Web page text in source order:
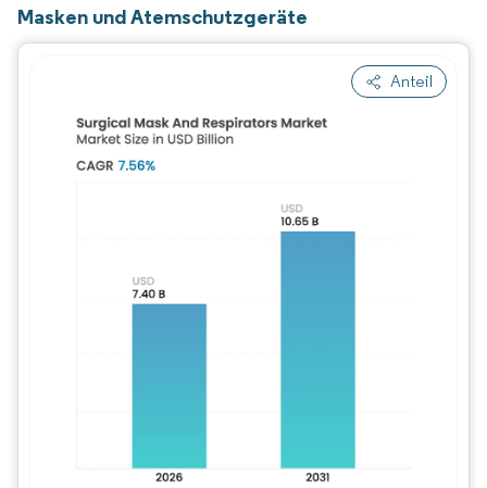
Masken und Atemschutzgeräte
Anteil